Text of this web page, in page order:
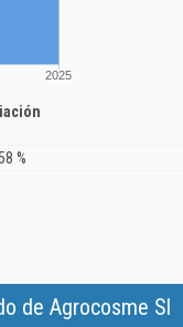
2025
%
de Agrocosme Sl